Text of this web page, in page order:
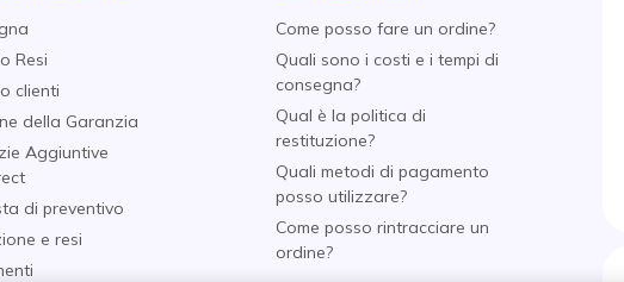
Resi
clienti
della Garanzia
Aggiuntive
di preventivo
e resi
Come posso fare un ordine?
Quali sono i costi e i tempi di
consegna?
Qual è la politica di
restituzione?
Quali metodi di pagamento
posso utilizzare?
Come posso rintracciare un
ordine?